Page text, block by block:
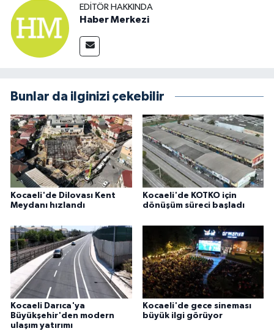
EDITÖR HAKKINDA
Haber Merkezi
Bunlar da ilginizi çekebilir
Kocaeli'de Dilovası Kent
Meydanı hızlandı
Kocaeli'de KOTKO için
dönüşüm süreci başladı
Kocaeli Darıca'ya
Büyükşehir'den modern
ulaşım yatırımı
Kocaeli'de gece sineması
büyük ilgi görüyor